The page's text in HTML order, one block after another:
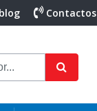
blog Contactos